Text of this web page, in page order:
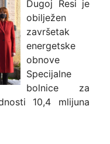
Dugoj Resi je
obilježen
završetak
energetske
obnove
Specijalne
bolnice za
10,4 mlijuna